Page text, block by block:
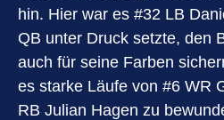
hin. Hier war es #32 LB
QB unter Druck setzte, den
auch für seine Farben
es starke Läufe von #6 WR
RB Julian Hagen zu